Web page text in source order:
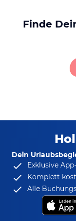
Finde
Dein
Exklusive
Komplett
Alle